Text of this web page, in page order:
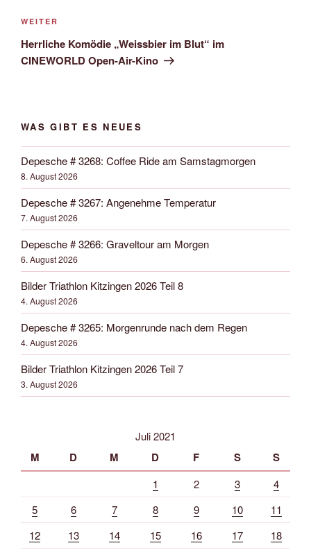
Nächster
Beitrag
WEITER
Herrliche Komödie „Weissbier im Blut“ im
CINEWORLD Open-Air-Kino
WAS GIBT ES NEUES
Depesche # 3268: Coffee Ride am Samstagmorgen
8. August 2026
Depesche # 3267: Angenehme Temperatur
7. August 2026
Depesche # 3266: Graveltour am Morgen
6. August 2026
Bilder Triathlon Kitzingen 2026 Teil 8
4. August 2026
Depesche # 3265: Morgenrunde nach dem Regen
4. August 2026
Bilder Triathlon Kitzingen 2026 Teil 7
3. August 2026
Juli 2021
M D M D F S S
1 2 3
4
5
6 7 8 9 10
11
12
13 14 15 16 17 18